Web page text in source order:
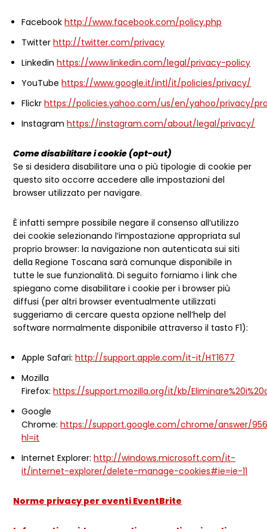
Facebookhttp://www.facebook.com/policy.php
Twitterhttp://twitter.com/privacy
Linkedinhttps://www.linkedin.com/legal/privacy-policy
YouTubehttps://www.google.it/intl/it/policies/privacy/
Flickrhttps://policies.yahoo.com/us/en/yahoo/privacy/
Instagramhttps://instagram.com/about/legal/privacy/
Come disabilitare i cookie (opt-out)
Se si desidera disabilitare una o più tipologie di cookie per
questo sito occorre accedere alle impostazioni del
browser utilizzato per navigare.
È infatti sempre possibile negare il consenso all’utilizzo
dei cookie selezionando l’impostazione appropriata sul
proprio browser: la navigazione non autenticata sui siti
della Regione Toscana sarà comunque disponibile in
tutte le sue funzionalità. Di seguito forniamo i link che
spiegano come disabilitare i cookie per i browser più
diffusi (per altri browser eventualmente utilizzati
suggeriamo di cercare questa opzione nell’help del
software normalmente disponibile attraverso il tasto F1):
Apple Safari:http://support.apple.com/it-it/HT1677
Mozilla
Firefox:https://support.mozilla.org/it/kb/
Google
Chrome:https://support.google.com/chrome/answer/
hl=it
Internet Explorer:http://windows.microsoft.com/it-
it/internet-explorer/delete-manage-cookies#ie=ie-11
Norme privacy per eventi EventBrite